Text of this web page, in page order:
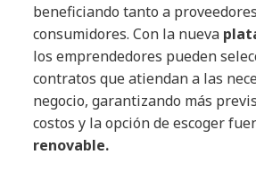
beneficiando tanto a
consumidores. Con la nueva
los emprendedores pueden
contratos que atiendan a las
negocio, garantizando más
costos y la opción de escoger
renovable.